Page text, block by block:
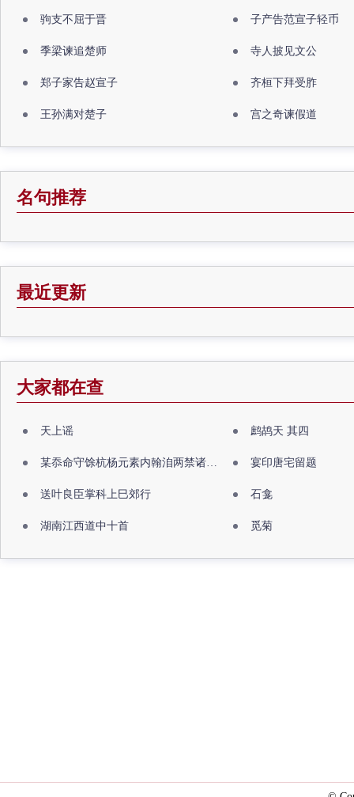
驹支不屈于晋 子产告范宣子轻币
季梁谏追楚师 寺人披见文公
郑子家告赵宣子 齐桓下拜受胙
王孙满对楚子 宫之奇谏假道
名句推荐
最近更新
大家都在查
天上谣 鹧鸪天 其四
某忝命守馀杭杨元素内翰洎两禁诸公出祖佛寺 宴印唐宅留题
送叶良臣掌科上巳郊行 石龛
湖南江西道中十首 觅菊